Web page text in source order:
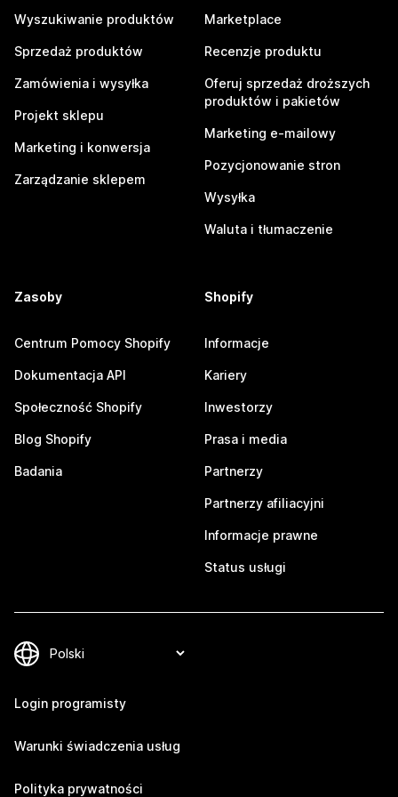
Wyszukiwanie produktów
Sprzedaż produktów
Zamówienia i wysyłka
Projekt sklepu
Marketing i konwersja
Zarządzanie sklepem
Marketplace
Recenzje produktu
Oferuj sprzedaż droższych
produktów i pakietów
Marketing e-mailowy
Pozycjonowanie stron
Wysyłka
Waluta i tłumaczenie
Zasoby
Centrum Pomocy Shopify
Dokumentacja API
Społeczność Shopify
Blog Shopify
Badania
Shopify
Informacje
Kariery
Inwestorzy
Prasa i media
Partnerzy
Partnerzy afiliacyjni
Informacje prawne
Status usługi
Login programisty
Warunki świadczenia usług
Polityka prywatności